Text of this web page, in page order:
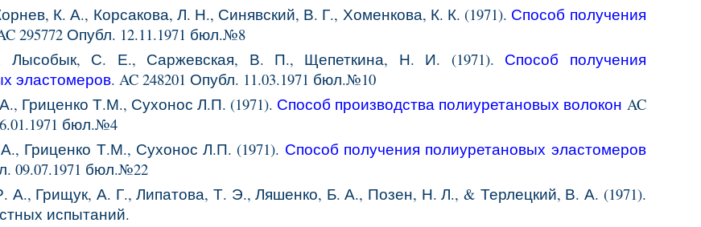
К. А., Корсакова, Л. Н., Синявский, В. Г., Хоменкова, К. К. (1971). Способ получения
295772 Опубл. 12.11.1971 бюл.№8
Лысобык, С. Е., Саржевская, В. П., Щепеткина, Н. И. (1971). Способ получения
эластомеров. AC 248201 Опубл. 11.03.1971 бюл.№10
А., Гриценко Т.М., Сухонос Л.П. (1971). Способ производства полиуретановых волокон AC
.01.1971 бюл.№4
Гриценко Т.М., Сухонос Л.П. (1971). Способ получения полиуретановых эластомеров
09.07.1971 бюл.№22
А., Грищук, А. Г., Липатова, Т. Э., Ляшенко, Б. А., Позен, Н. Л., & Терлецкий, В. А. (1971).
испытаний.